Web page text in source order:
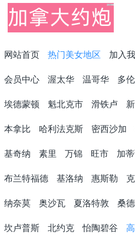
网站首页 热门美女地区 加入
会员中心 渥太华 温哥华 多
埃德蒙顿 魁北克市 滑铁卢
本拿比 哈利法克斯 密西沙加
基奇纳 素里 万锦 旺市 加
布兰特福德 基洛纳 惠斯勒
纳奈莫 奥沙瓦 夏洛特敦 桑
坎卢普斯 北约克 怡陶碧谷